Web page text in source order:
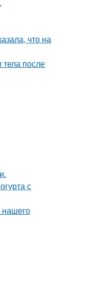
что на
после
с
нашего